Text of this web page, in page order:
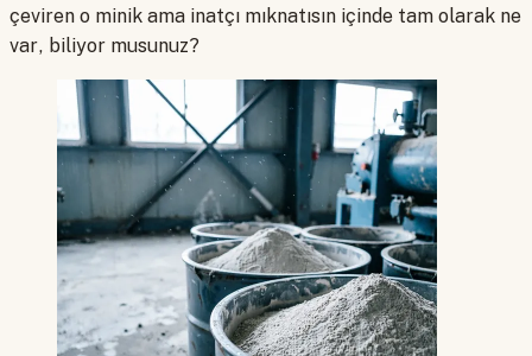
çeviren o minik ama inatçı mıknatısın içinde tam olarak ne
var, biliyor musunuz?